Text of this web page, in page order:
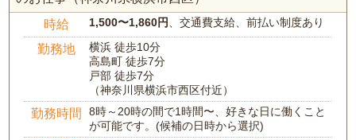
時給 1,500〜1,860円、交通費支給、前払い制度あり
勤務地
横浜 徒歩10分
高島町 徒歩7分
戸部 徒歩7分
（神奈川県横浜市西区付近）
勤務時間
8時～20時の間で1時間〜、好きな日に働くこと
が可能です。(候補の日時から選択)